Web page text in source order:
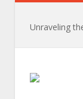
Unraveling